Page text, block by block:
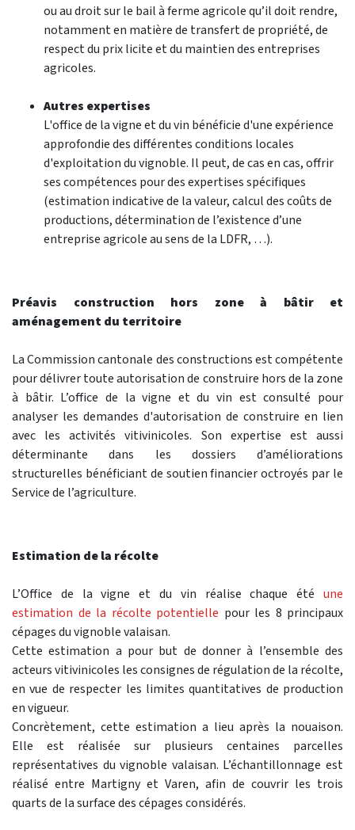
ou au droit sur le bail à ferme agricole qu’il doit rendre,
notamment en matière de transfert de propriété, de
respect du prix licite et du maintien des entreprises
agricoles.
Autres expertises
L'office de la vigne et du vin bénéficie d'une expérience
approfondie des différentes conditions locales
d'exploitation du vignoble. Il peut, de cas en cas, offrir
ses compétences pour des expertises spécifiques
(estimation indicative de la valeur, calcul des coûts de
productions, détermination de l’existence d’une
entreprise agricole au sens de la LDFR, …).
Préavis construction hors zone à bâtir et
aménagement du territoire
La Commission cantonale des constructions est compétente
pour délivrer toute autorisation de construire hors de la zone
à bâtir. L’office de la vigne et du vin est consulté pour
analyser les demandes d'autorisation de construire en lien
avec les activités vitivinicoles. Son expertise est aussi
déterminante dans les dossiers d’améliorations
structurelles bénéficiant de soutien financier octroyés par le
Service de l’agriculture.
Estimation de la récolte
L’Office de la vigne et du vin réalise chaque été une
estimation de la récolte potentielle pour les 8 principaux
cépages du vignoble valaisan.
Cette estimation a pour but de donner à l’ensemble des
acteurs vitivinicoles les consignes de régulation de la récolte,
en vue de respecter les limites quantitatives de production
en vigueur.
Concrètement, cette estimation a lieu après la nouaison.
Elle est réalisée sur plusieurs centaines parcelles
représentatives du vignoble valaisan. L’échantillonnage est
réalisé entre Martigny et Varen, afin de couvrir les trois
quarts de la surface des cépages considérés.